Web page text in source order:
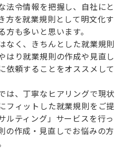
法令情報を把握し、自社にと
方を就業規則として明文化す
も多いと思います。
なく、きちんとした就業規則
はり就業規則の作成や見直し
依頼することをオススメして
は、丁寧なヒアリングで現状
フィットした就業規則をご提
ルティング」サービスを行っ
の作成・見直しでお悩みの方